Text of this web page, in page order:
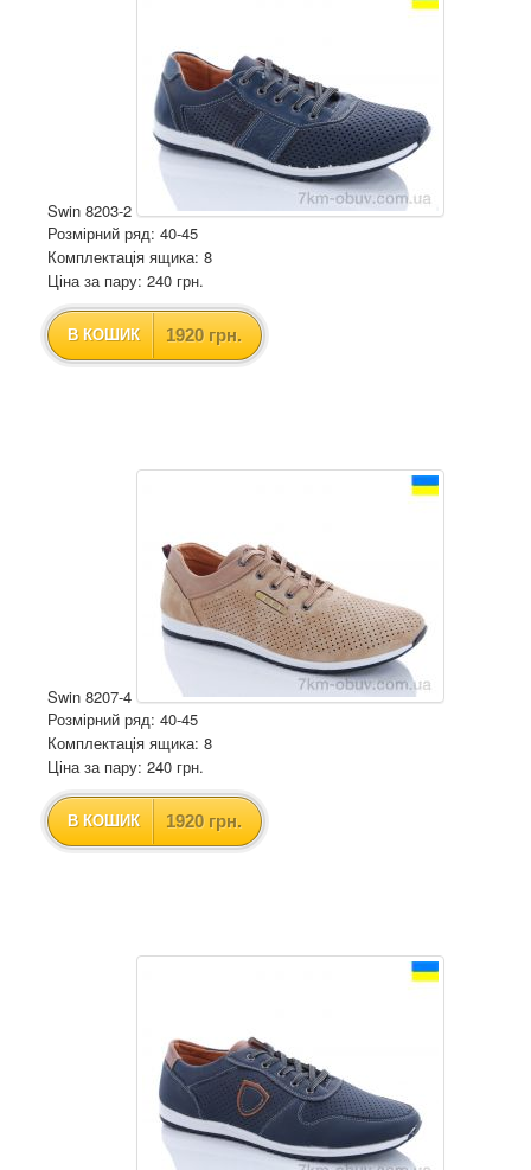
Swin 8203-2
Розмірний ряд: 40-45
Комплектація ящика: 8
Ціна за пару: 240 грн.
В КОШИК 1920 грн.
Swin 8207-4
Розмірний ряд: 40-45
Комплектація ящика: 8
Ціна за пару: 240 грн.
В КОШИК 1920 грн.